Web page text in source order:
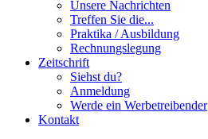
Unsere Nachrichten
Treffen Sie die...
Praktika / Ausbildung
Rechnungslegung
Zeitschrift
Siehst du?
Anmeldung
Werde ein Werbetreibender
Kontakt